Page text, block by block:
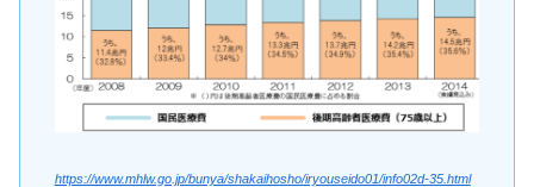
https://www.mhlw.go.jp/bunya/shakaihosho/iryouseido01/info02d-35.html